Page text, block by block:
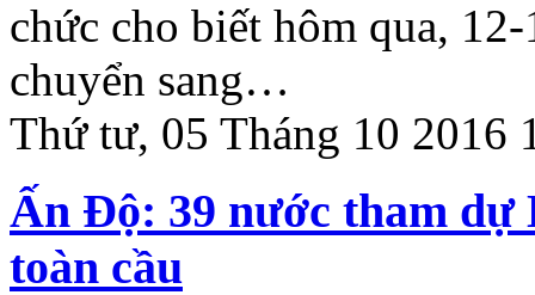
chức cho biết hôm qua,
chuyển sang…
Thứ tư, 05 Tháng 10 2016
Ấn Độ: 39 nước tham dự
toàn cầu